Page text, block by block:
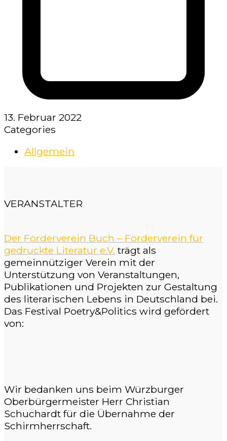
13. Februar 2022
Categories
Allgemein
VERANSTALTER
Der Förderverein Buch – Förderverein für
gedruckte Literatur e.V. trägt als
gemeinnütziger Verein mit der
Unterstützung von Veranstaltungen,
Publikationen und Projekten zur Gestaltung
des literarischen Lebens in Deutschland bei.
Das Festival Poetry&Politics wird gefördert
von:
Wir bedanken uns beim Würzburger
Oberbürgermeister Herr Christian
Schuchardt für die Übernahme der
Schirmherrschaft.